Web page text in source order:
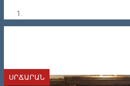
ՍՐՃԱՐԱՆ